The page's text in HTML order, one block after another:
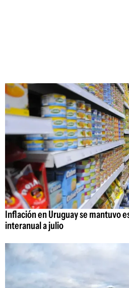
Inflación en Uruguay se mantuvo
interanual a julio